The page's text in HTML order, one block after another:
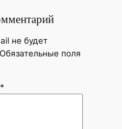
не будет
Обязательные поля
*